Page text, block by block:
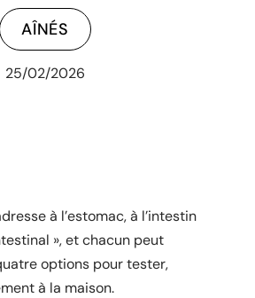
AÎNÉS
25/02/2026
à l’estomac, à l’intestin
», et chacun peut
options pour tester,
à la maison.